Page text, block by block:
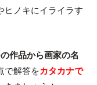
ヒノキにイライラす
作品から画家の名
で解答をカタカナで